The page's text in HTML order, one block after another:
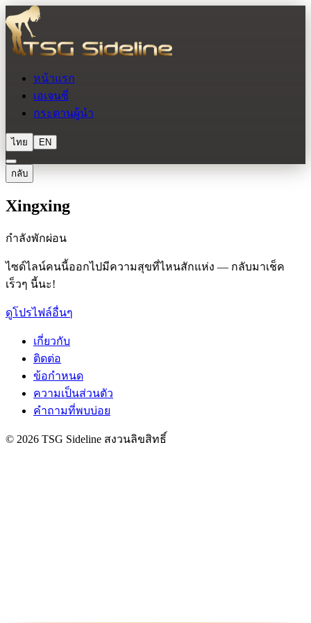
หน้าแรก
เอเจนซี่
กระดานผู้นำ
ไทย EN
กลับ
Xingxing
กำลังพักผ่อน
ไซด์ไลน์คนนี้ออกไปมีความสุขที่ไหนสักแห่ง — กลับมาเช็ค
เร็วๆ นี้นะ!
ดูโปรไฟล์อื่นๆ
เกี่ยวกับ
ติดต่อ
ข้อกำหนด
ความเป็นส่วนตัว
คำถามที่พบบ่อย
© 2026 TSG Sideline สงวนลิขสิทธิ์